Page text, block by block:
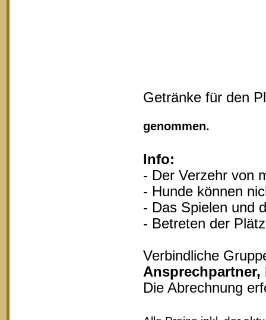
Getränke für den
genommen.
Info:
- Der Verzehr von
- Hunde können
- Das Spielen und
- Betreten der
Verbindliche
Die Abrechnung